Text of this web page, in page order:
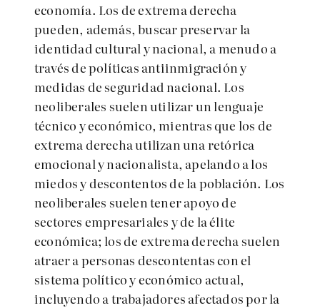
economía. Los de extrema derecha
pueden, además, buscar preservar la
identidad cultural y nacional, a menudo a
través de políticas antiinmigración y
medidas de seguridad nacional. Los
neoliberales suelen utilizar un lenguaje
técnico y económico, mientras que los de
extrema derecha utilizan una retórica
emocional y nacionalista, apelando a los
miedos y descontentos de la población. Los
neoliberales suelen tener apoyo de
sectores empresariales y de la élite
económica; los de extrema derecha suelen
atraer a personas descontentas con el
sistema político y económico actual,
incluyendo a trabajadores afectados por la